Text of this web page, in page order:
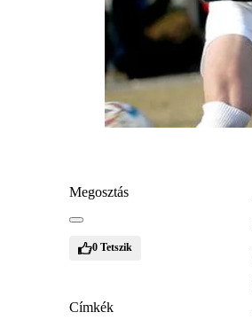
Megosztás
0 Tetszik
Címkék